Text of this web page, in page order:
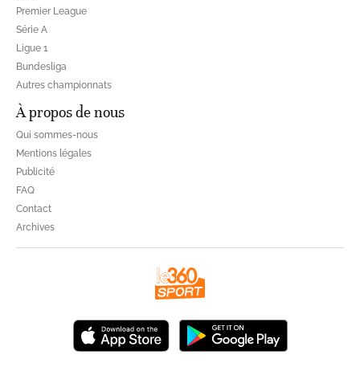
Premier League
Série A
Ligue 1
Bundesliga
Autres championnats
À propos de nous
Qui sommes-nous
Mentions légales
Publicité
FAQ
Contact
Archives